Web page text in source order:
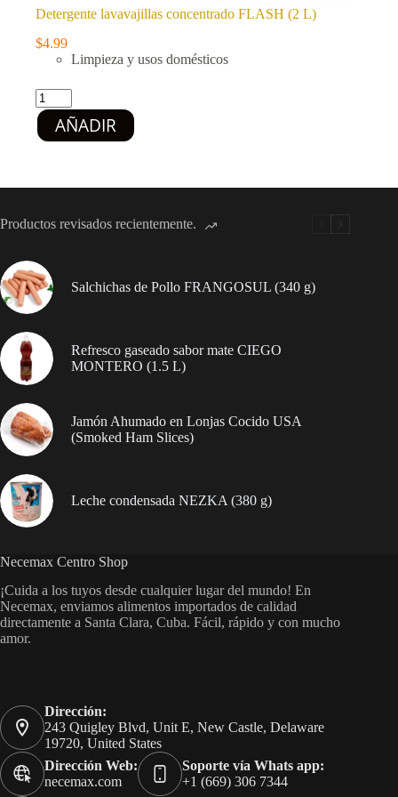
Detergente lavavajillas concentrado FLASH (2 L)
$4.99
Limpieza y usos domésticos
Detergente
lavavajillas
concentrado
FLASH
cantidad
AÑADIR
Productos revisados recientemente.
Salchichas de Pollo FRANGOSUL (340 g)
Refresco gaseado sabor mate CIEGO
MONTERO (1.5 L)
Jamón Ahumado en Lonjas Cocido USA
(Smoked Ham Slices)
Leche condensada NEZKA (380 g)
Necemax Centro Shop
¡Cuida a los tuyos desde cualquier lugar del mundo! En
Necemax, enviamos alimentos importados de calidad
directamente a Santa Clara, Cuba. Fácil, rápido y con mucho
amor.
Dirección:
243 Quigley Blvd, Unit E, New Castle, Delaware
19720, United States
Dirección Web:
necemax.com
Soporte vía Whats app:
+1 (669) 306 7344